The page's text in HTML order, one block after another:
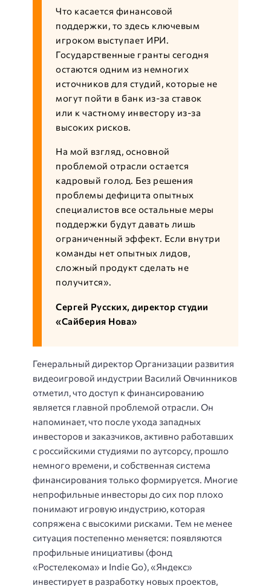
Что касается финансовой
поддержки, то здесь ключевым
игроком выступает ИРИ.
Государственные гранты сегодня
остаются одним из немногих
источников для студий, которые не
могут пойти в банк из-за ставок
или к частному инвестору из-за
высоких рисков.
На мой взгляд, основной
проблемой отрасли остается
кадровый голод. Без решения
проблемы дефицита опытных
специалистов все остальные меры
поддержки будут давать лишь
ограниченный эффект. Если внутри
команды нет опытных лидов,
сложный продукт сделать не
получится».
Сергей Русских, директор студии
«Сайберия Нова»
Генеральный директор Организации развития
видеоигровой индустрии Василий Овчинников
отметил, что доступ к финансированию
является главной проблемой отрасли. Он
напоминает, что после ухода западных
инвесторов и заказчиков, активно работавших
с российскими студиями по аутсорсу, прошло
немного времени, и собственная система
финансирования только формируется. Многие
непрофильные инвесторы до сих пор плохо
понимают игровую индустрию, которая
сопряжена с высокими рисками. Тем не менее
ситуация постепенно меняется: появляются
профильные инициативы (фонд
«Ростелекома» и Indie Go), «Яндекс»
инвестирует в разработку новых проектов,